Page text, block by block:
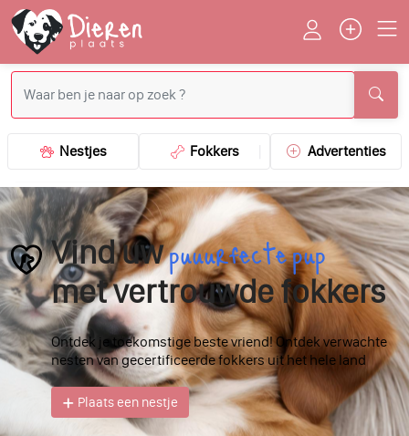
Nestjes Fokkers Advertenties
Vind uwpuuurfecte pup
met vertrouwde fokkers
Ontdek je toekomstige beste vriend! Ontdek verwachte
nesten van gecertificeerde fokkers uit het hele land
Plaats een nestje